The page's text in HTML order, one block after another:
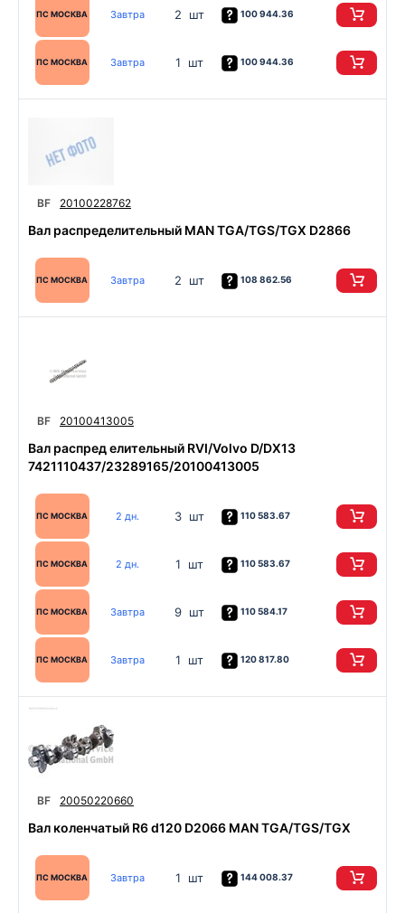
ПС МОСКВА Завтра 2 шт 100 944.36
ПС МОСКВА Завтра 1 шт 100 944.36
BF 20100228762
Вал распределительный MAN TGA/TGS/TGX D2866
ПС МОСКВА Завтра 2 шт 108 862.56
BF 20100413005
Вал распред елительный RVI/Volvo D/DX13
7421110437/23289165/20100413005
ПС МОСКВА 2 дн. 3 шт 110 583.67
ПС МОСКВА 2 дн. 1 шт 110 583.67
ПС МОСКВА Завтра 9 шт 110 584.17
ПС МОСКВА Завтра 1 шт 120 817.80
BF 20050220660
Вал коленчатый R6 d120 D2066 MAN TGA/TGS/TGX
ПС МОСКВА Завтра 1 шт 144 008.37